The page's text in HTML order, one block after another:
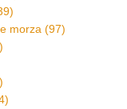
morza (97)